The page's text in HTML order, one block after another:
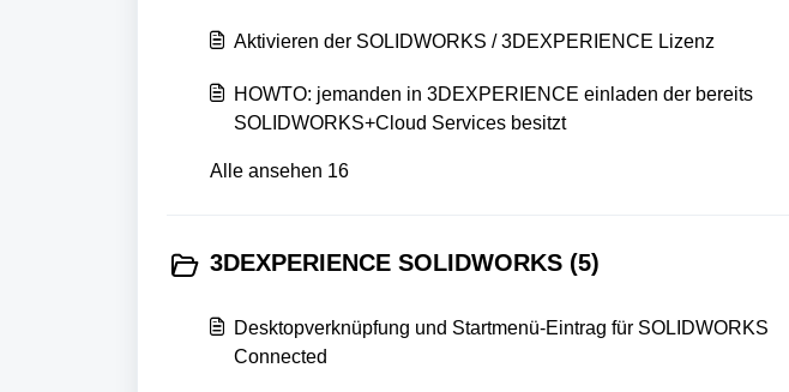
Aktivieren der SOLIDWORKS / 3DEXPERIENCE Lizenz
HOWTO: jemanden in 3DEXPERIENCE einladen der bereits
SOLIDWORKS+Cloud Services besitzt
Alle ansehen 16
3DEXPERIENCE SOLIDWORKS (5)
Desktopverknüpfung und Startmenü-Eintrag für SOLIDWORKS
Connected